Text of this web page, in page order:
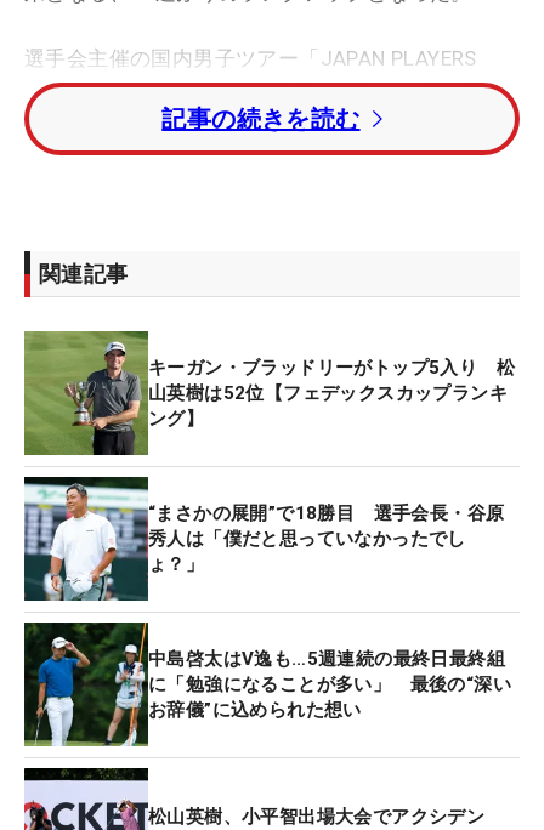
選手会主催の国内男子ツアー「JAPAN PLAYERS
CHAMPIONSHIP by サトウ食品」を制した谷原秀人
が55人抜きの229位に浮上。5週連続の最終日最終
組入りで優勝争いを演じた中島啓太（最終3位タ
DPワールド（欧州）ツアーで自己最高位となる3位
とした。
日本勢は最上位の松山から、2番手に比嘉一貴（113
位）、3番手に金谷拓実（119位）、星野、中島とな
っている。
トップ5は順にスコッティ・シェフラー（米国）、
ジョン・ラーム（スペイン）、ローリー・マキロイ
（北アイルランド）、パトリック・キャントレー
（米国）、ビクトル・ホブラン（ノルウェー）で、
変動はなかった。
記事の続きを読む
関連記事
キーガン・ブラッドリーがトップ5入り 松
山英樹は52位【フェデックスカップランキ
ング】
“まさかの展開”で18勝目 選手会長・谷原
秀人は「僕だと思っていなかったでし
ょ？」
中島啓太はV逸も…5週連続の最終日最終組
に「勉強になることが多い」 最後の“深い
お辞儀”に込められた想い
松山英樹、小平智出場大会でアクシデン